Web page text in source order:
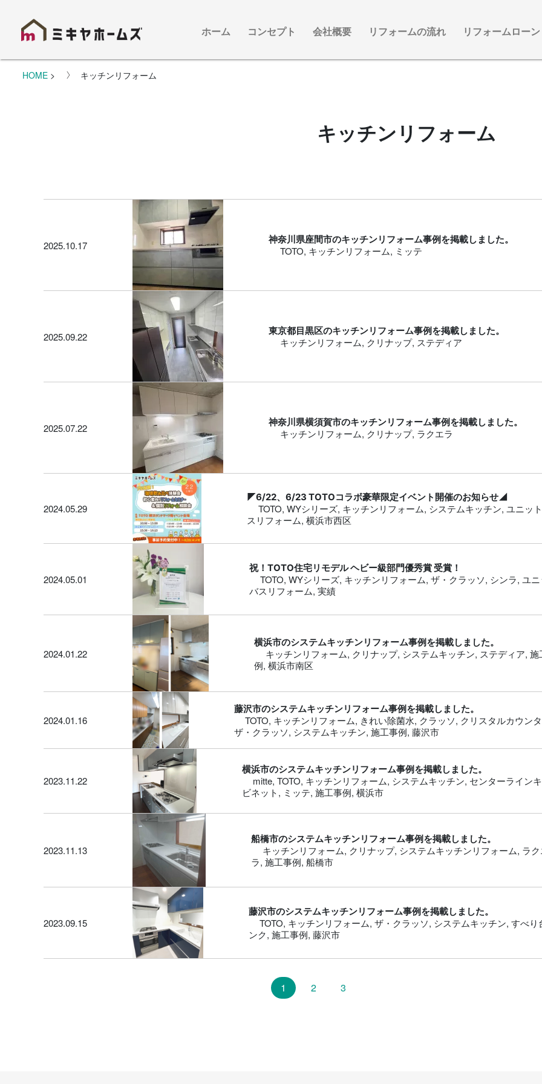
ホーム コンセプト 会社概要 リフォームの流れ リフォームローン
HOME > キッチンリフォーム
キッチンリフォーム
2025.10.17 神奈川県座間市のキッチンリフォーム事例を掲載しました。
TOTO, キッチンリフォーム, ミッテ
2025.09.22 東京都目黒区のキッチンリフォーム事例を掲載しました。
キッチンリフォーム, クリナップ, ステディア
2025.07.22 神奈川県横須賀市のキッチンリフォーム事例を掲載しました。
キッチンリフォーム, クリナップ, ラクエラ
2024.05.29
◤6/22、6/23 TOTOコラボ豪華限定イベント開催のお知らせ◢
TOTO,WYシリーズ, キッチンリフォーム, システムキッチン,ユニッ
スリフォーム,横浜市西区
2024.05.01
祝！TOTO住宅リモデル ヘビー級部門優秀賞 受賞！
TOTO,WYシリーズ, キッチンリフォーム,ザ・クラッソ, シンラ,ユ
バスリフォーム, 実績
2024.01.22
横浜市のシステムキッチンリフォーム事例を掲載しました。
キッチンリフォーム, クリナップ, システムキッチン, ステディア,施
例,横浜市南区
2024.01.16
藤沢市のシステムキッチンリフォーム事例を掲載しました。
TOTO, キッチンリフォーム, きれい除菌水, クラッソ, クリスタルカウン
ザ・クラッソ, システムキッチン, 施工事例, 藤沢市
2023.11.22
横浜市のシステムキッチンリフォーム事例を掲載しました。
mitte,TOTO, キッチンリフォーム, システムキッチン, センターライン
ビネット, ミッテ, 施工事例, 横浜市
2023.11.13
船橋市のシステムキッチンリフォーム事例を掲載しました。
キッチンリフォーム, クリナップ, システムキッチンリフォーム, ラ
ラ,施工事例,船橋市
2023.09.15
藤沢市のシステムキッチンリフォーム事例を掲載しました。
TOTO, キッチンリフォーム,ザ・クラッソ, システムキッチン,すべり
ンク, 施工事例, 藤沢市
1(現位置)
2 3